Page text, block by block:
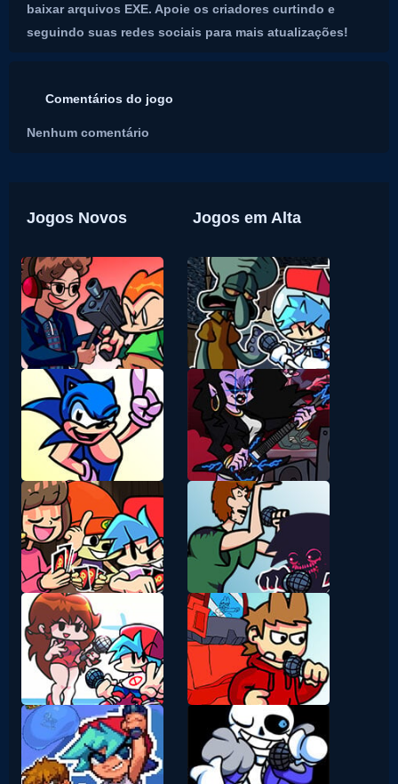
baixar arquivos EXE. Apoie os criadores curtindo e
seguindo suas redes sociais para mais atualizações!
Comentários do jogo
Nenhum comentário
Jogos Novos Jogos em Alta